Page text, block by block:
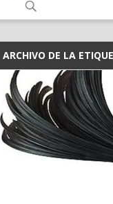
ARCHIVO DE LA